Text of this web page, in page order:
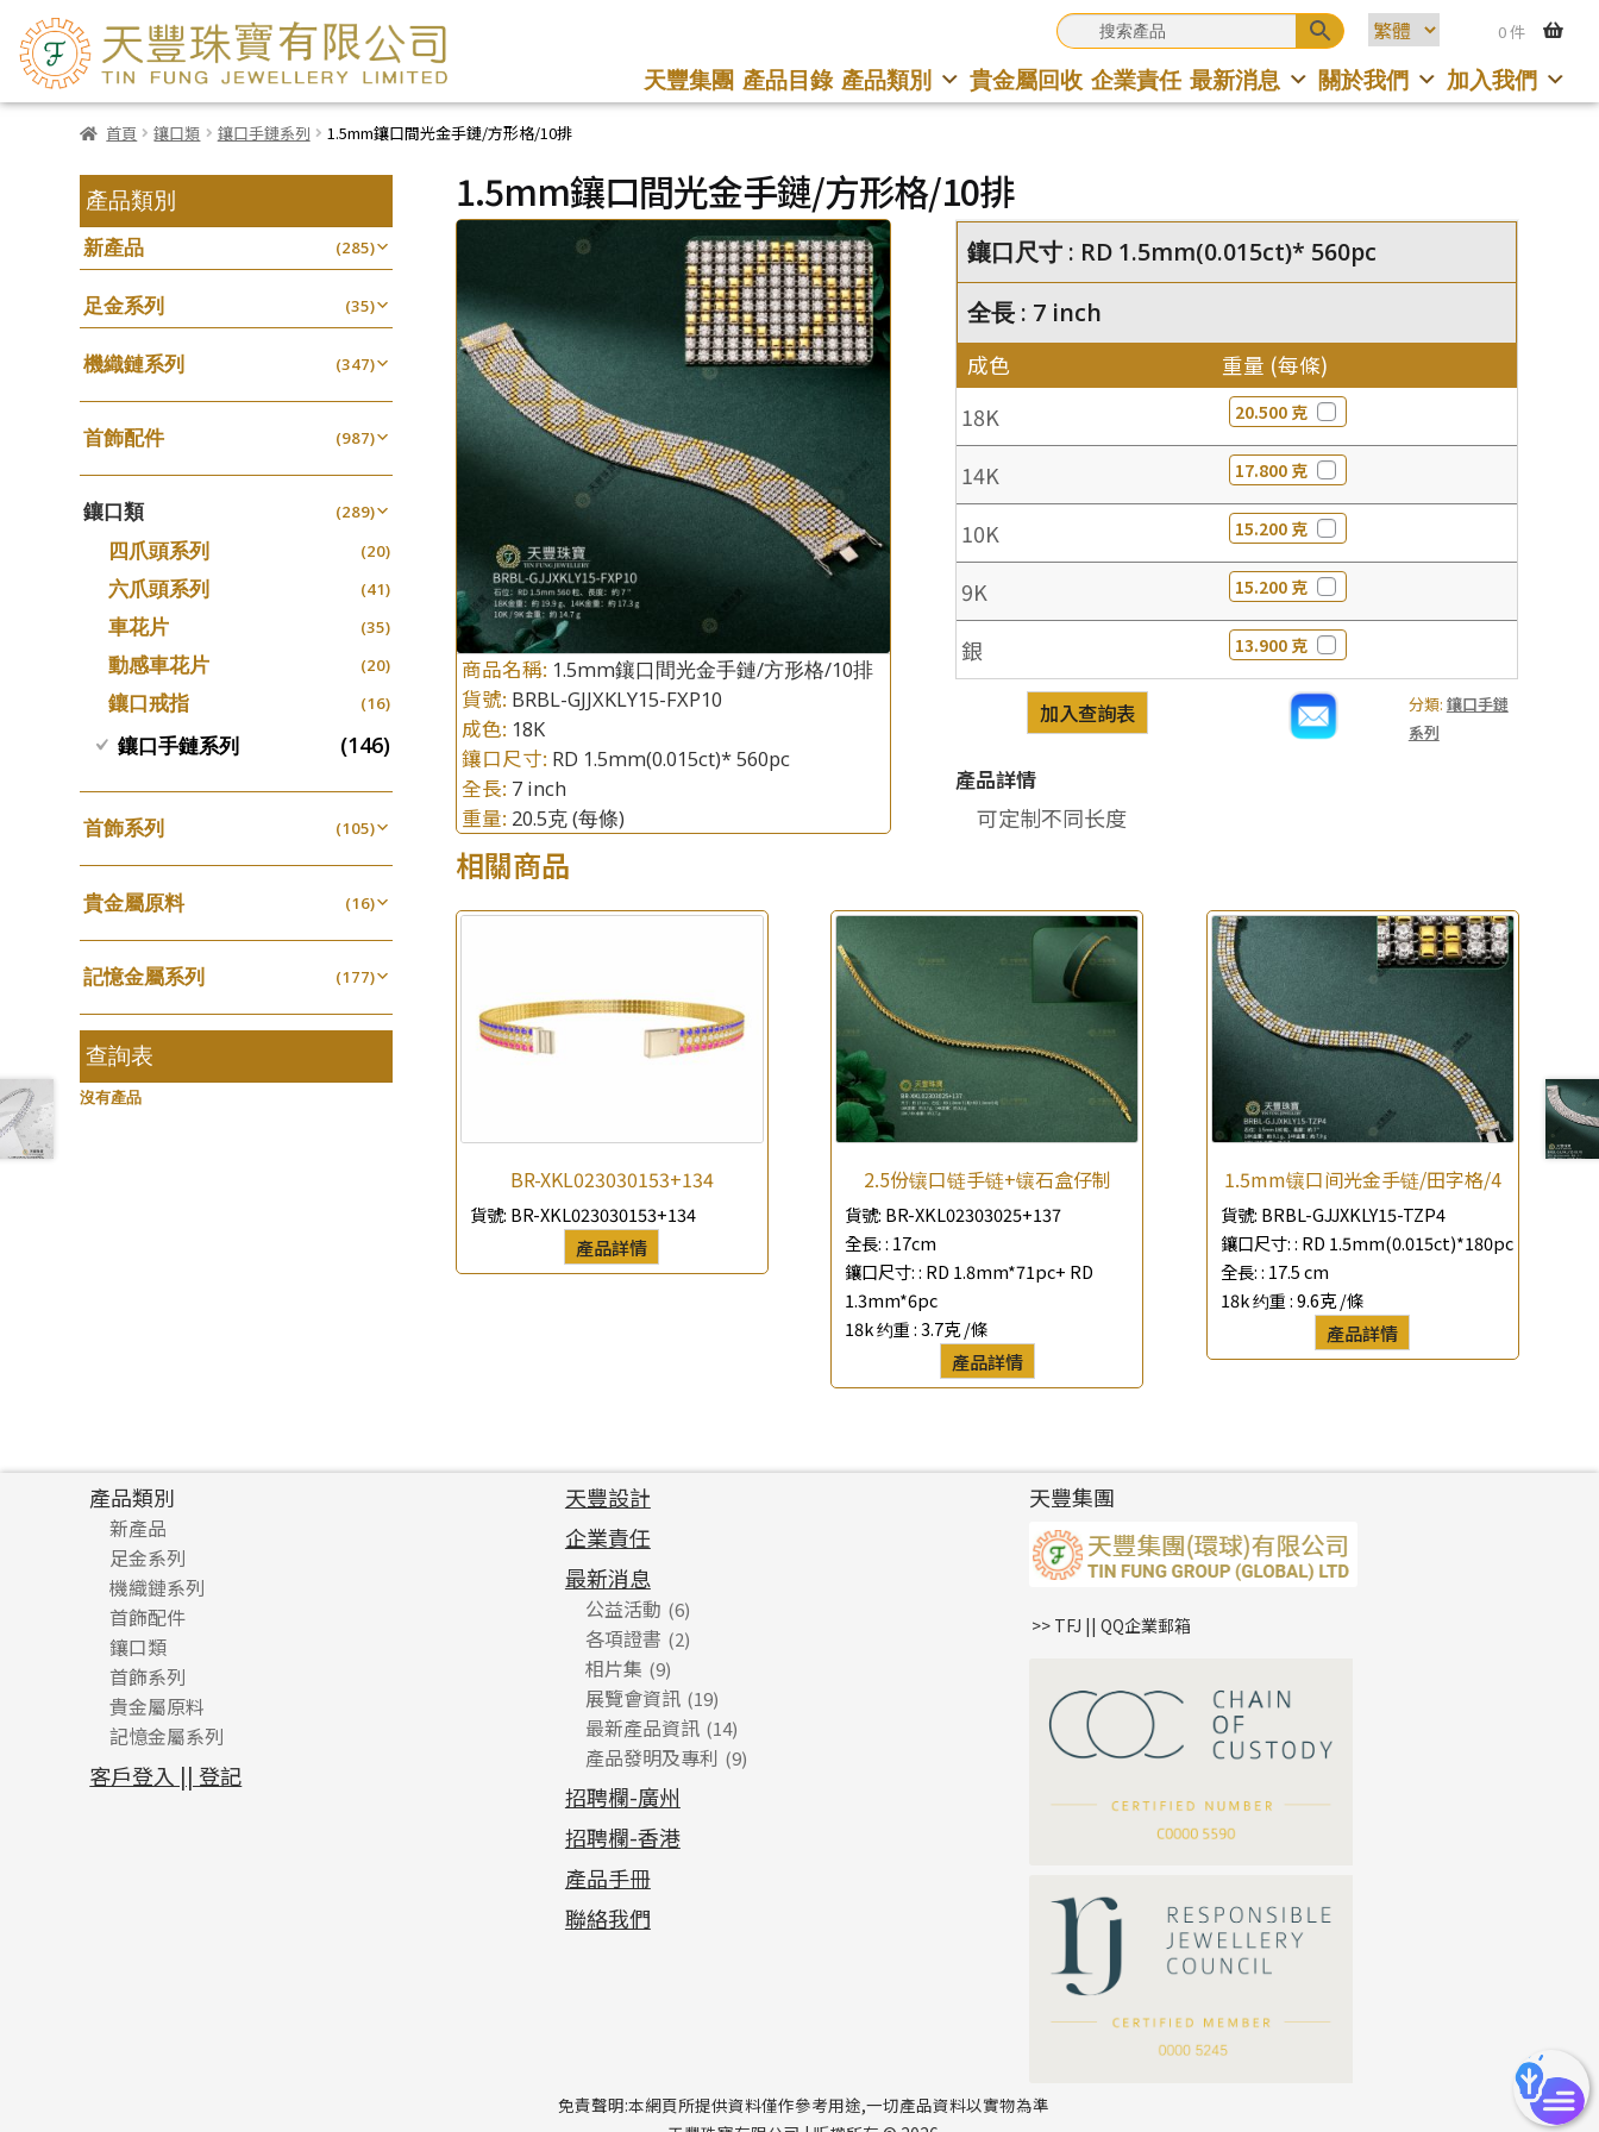
0 件
天豐集團 產品目錄 產品類別 貴金屬回收 企業責任 最新消息 關於我們 加入我們
首頁 鑲口類 鑲口手鏈系列 1.5mm鑲口間光金手鏈/方形格/10排
1.5mm鑲口間光金手鏈/方形格/10排
產品查詢 ×
商品名稱: 1.5mm鑲口間光金手鏈/方形格/10排
貨號: BRBL-GJJXKLY15-FXP10
成色: 18K
鑲口尺寸: RD 1.5mm(0.015ct)* 560pc
全長: 7 inch
重量: 20.5克(每條)
鑲口尺寸 : RD 1.5mm(0.015ct)* 560pc
全長 : 7 inch
成色 重量 (每條)
18K 20.500 克
14K 17.800 克
10K 15.200 克
9K 15.200 克
銀 13.900 克
分類: 鑲口手鏈
系列
加入查詢表
產品詳情
可定制不同长度
相關商品
BR-XKL023030153+134
貨號: BR-XKL023030153+134
產品詳情
2.5份镶口链手链+镶石盒仔制
貨號: BR-XKL02303025+137
全長: : 17cm
鑲口尺寸: : RD 1.8mm*71pc+ RD
1.3mm*6pc
18k 约重 :3.7克 /條
產品詳情
1.5mm镶口间光金手链/田字格/4
貨號: BRBL-GJJXKLY15-TZP4
鑲口尺寸: : RD 1.5mm(0.015ct)*180pc
全長: : 17.5 cm
18k 约重 :9.6克 /條
產品詳情
產品類別
新產品 (285)
足金系列 (35)
機織鏈系列 (347)
珠仔鏈 (25)
镶口链 (61)
管狀網鏈 (11)
十字鏈系列 (56)
十字車花鏈系列 (48)
十字閃O鏈系列 (27)
十字錘打鏈系列 (17)
側身車花鏈系列 (8)
側身鏈系列 (9)
肖邦鏈系列 (14)
水波鏈系列 (4)
蛇骨鏈系列 (6)
鏈尾系列 (6)
盒子鏈系列 (6)
嘴唇鏈系列 (3)
竹節鏈系列 (5)
S車花鏈系列
珍珠鏈系列 (3)
首飾配件 (987)
耳環類配件 (341)
卷迫系列 (13)
螺絲迫系列 (15)
梅花迫系列 (19)
平臺迫系列 (74)
綫拍系列 (42)
美拍系列 (16)
耳針系列 (6)
耳綫/耳鈎系列 (25)
耳環 (71)
鏈類配件
動感車花吊墜
調節珠系列
生圈扣系列
龍蝦扣系列
鴨俐制系列
字印牌系列 (21)
字母吊墜 (20)
相盒吊墜 (11)
項鏈吊墜
生肖吊墜 (26)
管扣系列
星座吊墜 (12)
水泡扣 (17)
珠扣
其他類配件 (161)
珠盤系列 (16)
袖口鈕系列 (7)
焊片及鐳射綫 (2)
空心車花管 (19)
珠類配件 (38)
無孔光身珠 (7)
空心光身珠 (5)
無孔批花珠 (5)
空心批花珠 (21)
鑲口類 (289)
四爪頭系列 (20)
六爪頭系列 (41)
車花片 (35)
動感車花片 (20)
鑲口戒指 (16)
鑲口手鏈系列 (146)
首飾系列 (105)
手镯系列 (8)
戒指系列 (8)
空心耳環 (27)
空心车花管首饰链 (15)
空心手鐲系列 (8)
牛仔鏈
貴金屬原料 (16)
千足金 (16)
記憶金屬系列 (177)
記憶戒指 (30)
拉簧珠珠手鏈
記憶鈦手鐲
查詢表
沒有產品
*你的名字
公司名稱
產品類別
新產品
足金系列
足金配件
機織鏈系列
珠仔鏈
镶口链
管狀網鏈
十字車花鏈系列
十字閃O鏈系列
十字錘打鏈系列
側身車花鏈系列
首飾配件
耳環類配件
卷迫系列
螺絲迫系列
梅花迫系列
平臺迫系列
綫拍系列
鏈類配件
動感車花吊墜
調節珠系列
生圈扣系列
龍蝦扣系列
其他類配件
珠盤系列
袖口鈕系列
焊片及鐳射綫
珠類配件
無孔光身珠
空心光身珠
鑲口類
四爪頭系列
六爪頭系列
車花片
動感車花片
鑲口戒指
首飾系列
手镯系列
戒指系列
空心耳環
空心车花管首饰链
貴金屬原料
千足金
記憶金屬系列
記憶戒指
拉簧珠珠手鏈
客戶登入 || 登記
天豐設計
企業責任
最新消息
公益活動 (6)
各項證書 (2)
相片集 (9)
展覽會資訊 (19)
最新產品資訊 (14)
產品發明及專利 (9)
招聘欄-廣州
招聘欄-香港
產品手冊
聯絡我們
天豐集團
>> TFJ || QQ企業郵箱
免責聲明:本網頁所提供資料僅作參考用途,一切產品資料以實物為準